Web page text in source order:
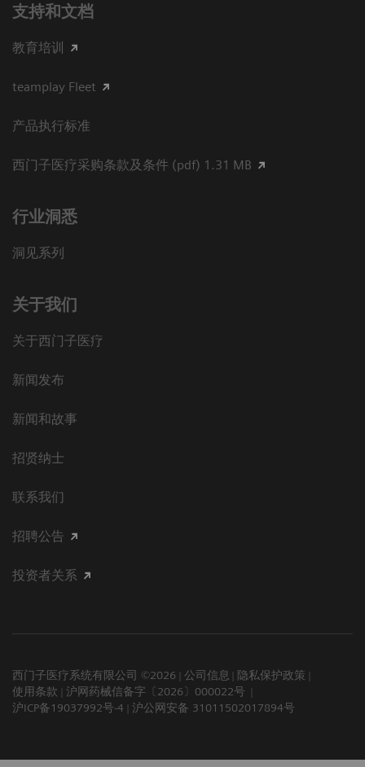
支持和文档
教育培训
teamplay Fleet
产品执行标准
西门子医疗采购条款及条件 (pdf) 1.31 MB
行业洞悉
洞见系列
关于我们
关于西门子医疗
新闻发布
新闻和故事
招贤纳士
联系我们
招聘公告
投资者关系
西门子医疗系统有限公司 ©2026 公司信息
隐私保护政策
使用条款
沪网药械信备字〔2026〕000022号
沪ICP备19037992号-4
沪公网安备 31011502017894号